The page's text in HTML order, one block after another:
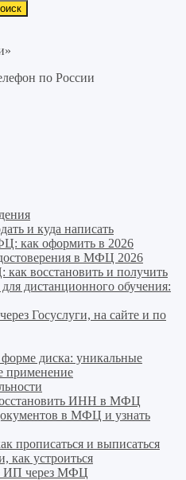
по России
и куда написать
как оформить в 2026
в МФЦ 2026
восстановить и получить
дистанционного обучения:
Госуслуги, на сайте и по
диска: уникальные
применение
ИНН в МФЦ
в МФЦ и узнать
прописаться и выписаться
как устроиться
ИП через МФЦ